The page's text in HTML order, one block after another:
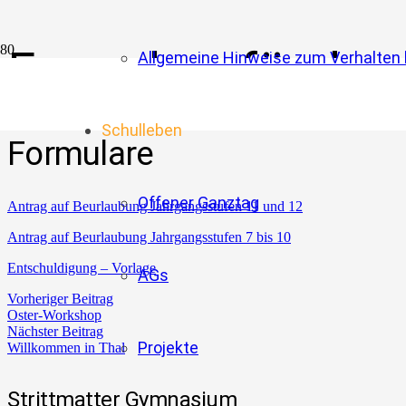
Allgemeine Hinweise zum Verhalten
Schulleben
Offener Ganztag
AGs
Projekte
Formulare für den
Formulare
Antrag auf Beurlaubung Jahrgangsstufen 11 und 12
Antrag auf Beurlaubung Jahrgangsstufen 7 bis 10
Entschuldigung – Vorlage
Vorheriger Beitrag
Oster-Workshop
Nächster Beitrag
Willkommen in Thal
Strittmatter Gymnasium